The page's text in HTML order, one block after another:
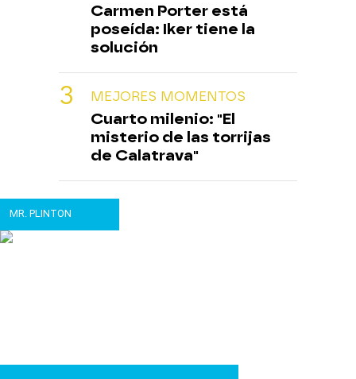
Carmen Porter está
poseída: Iker tiene la
solución
MEJORES MOMENTOS
Cuarto milenio: "El
misterio de las torrijas
de Calatrava"
MR. PLINTON